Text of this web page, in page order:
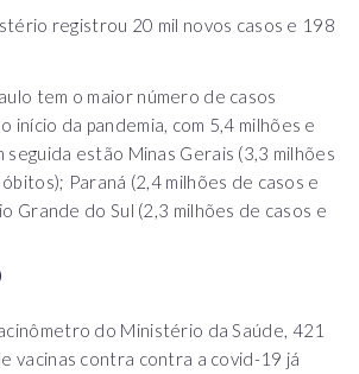
registrou 20 mil novos casos e 198
tem o maior número de casos
início da pandemia, com 5,4 milhões e
seguida estão Minas Gerais (3,3 milhões
Paraná (2,4 milhões de casos e
Grande do Sul (2,3 milhões de casos e
do Ministério da Saúde, 421
vacinas contra contra a covid-19 já